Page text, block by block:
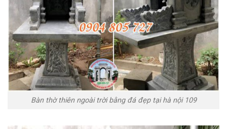
Bàn thờ thiên ngoài trời bằng đá đẹp tại hà nội 109